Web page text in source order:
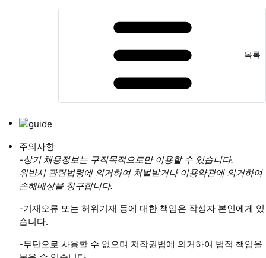
목록
주의사항
-상기 채용정보는 구직목적으로만 이용할 수 있습니다.
위반시 관련법령에 의거하여 처벌받거나 이용약관에 의거하여
손해배상을 청구합니다.
-기재오류 또는 허위기재 등에 대한 책임은 작성자 본인에게 있
습니다.
-무단으로 사용할 수 없으며 저작권법에 의거하여 법적 책임을